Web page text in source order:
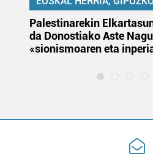
Palestinarekin
da Donostiako Aste
«sionismoaren eta